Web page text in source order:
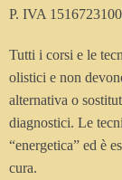
P. IVA
Tutti i corsi e le
olistici e non
alternativa o
diagnostici. Le
“energetica” ed è
cura.